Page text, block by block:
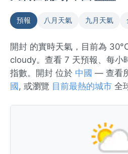
預報 八月天氣 九月天氣
開封 的實時天氣，目前為
cloudy。查看 7 天預報、每小
指數。開封 位於 中國 — 查看
國 , 或瀏覽 目前最熱的城市 全